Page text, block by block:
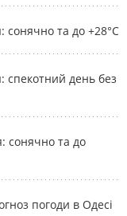
сонячно та до +28°С
спекотний день без
сонячно та до
погоди в Одесі